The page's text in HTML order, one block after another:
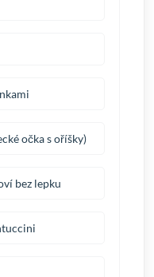
očka s oříšky)
bez lepku